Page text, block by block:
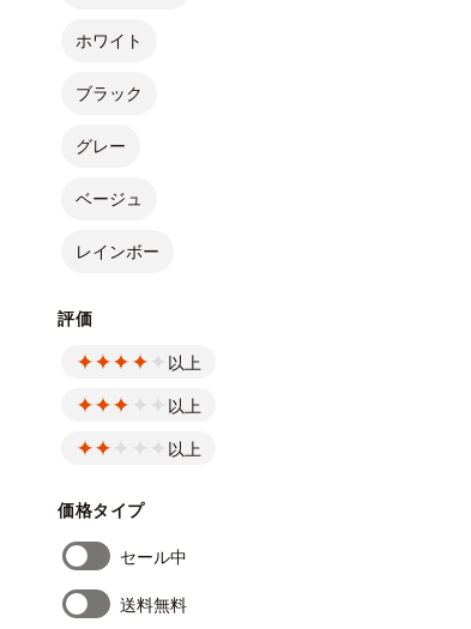
ホワイト
ブラック
グレー
ベージュ
レインボー
評価
以上
以上
以上
価格タイプ
セール中
送料無料